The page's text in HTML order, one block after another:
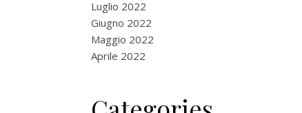
Luglio 2022
Giugno 2022
Maggio 2022
Aprile 2022